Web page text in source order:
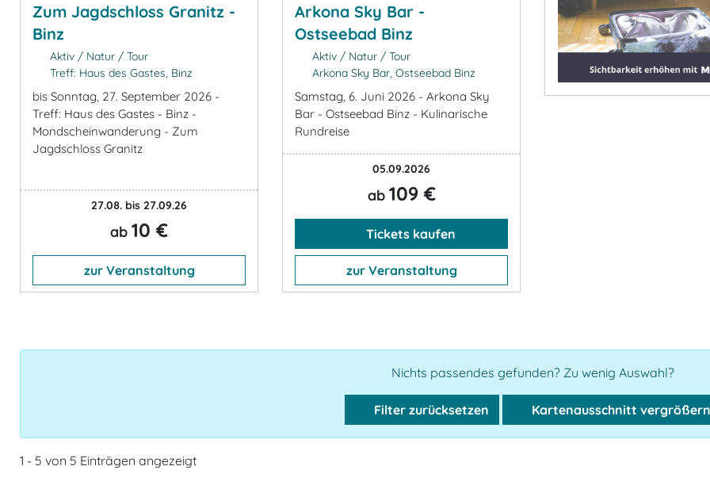
Zum Jagdschloss Granitz -
Binz
Aktiv / Natur / Tour
Treff: Haus des Gastes, Binz
bis Sonntag, 27. September 2026 -
Treff: Haus des Gastes - Binz -
Mondscheinwanderung - Zum
Jagdschloss Granitz
27.08. bis 27.09.26
ab 10 €
zur Veranstaltung
Arkona Sky Bar -
Ostseebad Binz
Aktiv / Natur / Tour
Arkona Sky Bar, Ostseebad Binz
Samstag, 6. Juni 2026 - Arkona Sky
Bar - Ostseebad Binz - Kulinarische
Rundreise
05.09.2026
ab 109 €
Tickets kaufen
zur Veranstaltung
Nichts passendes gefunden? Zu wenig Auswahl?
Filter zurücksetzen Kartenausschnitt vergrößern
1 - 5 von 5 Einträgen angezeigt